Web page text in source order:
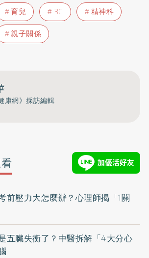
育兒 3C
精神科
親子關係
康網》採訪編輯
前壓力大怎麼辦？心理師揭「1關
五臟失衡了？中醫拆解「4大分心